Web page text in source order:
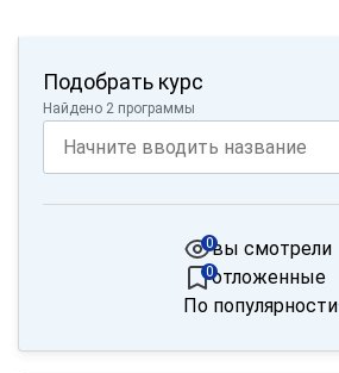
Подобрать курс
Найдено 2 программы
вы смотрели
0
отложенные
0
По популярности